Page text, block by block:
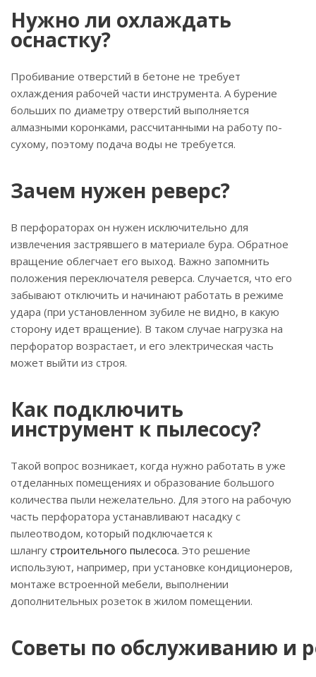
Нужно ли охлаждать
оснастку?
Пробивание отверстий в бетоне не требует
охлаждения рабочей части инструмента. А бурение
больших по диаметру отверстий выполняется
алмазными коронками, рассчитанными на работу по-
сухому, поэтому подача воды не требуется.
Зачем нужен реверс?
В перфораторах он нужен исключительно для
извлечения застрявшего в материале бура. Обратное
вращение облегчает его выход. Важно запомнить
положения переключателя реверса. Случается, что его
забывают отключить и начинают работать в режиме
удара (при установленном зубиле не видно, в какую
сторону идет вращение). В таком случае нагрузка на
перфоратор возрастает, и его электрическая часть
может выйти из строя.
Как подключить
инструмент к пылесосу?
Такой вопрос возникает, когда нужно работать в уже
отделанных помещениях и образование большого
количества пыли нежелательно. Для этого на рабочую
часть перфоратора устанавливают насадку с
пылеотводом, который подключается к
шлангу строительного пылесоса. Это решение
используют, например, при установке кондиционеров,
монтаже встроенной мебели, выполнении
дополнительных розеток в жилом помещении.
Советы по обслуживанию и